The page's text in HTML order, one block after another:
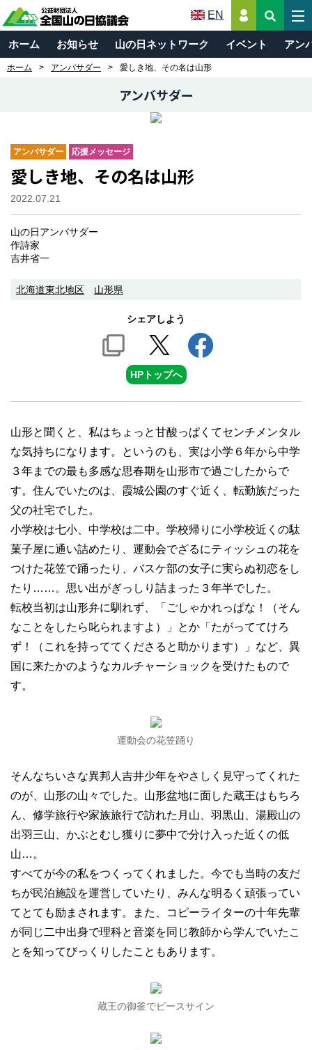
EN
ホーム お知らせ 山の日ネットワーク イベント アン
ホーム アンバサダー 愛しき地、その名は山形
アンバサダー
アンバサダー 応援メッセージ
愛しき地、その名は山形
2022.07.21
山の日アンバサダー
作詩家
吉井省一
北海道東北地区 山形県
シェアしよう
HPトップへ
山形と聞くと、私はちょっと甘酸っぱくてセンチメンタル
な気持ちになります。というのも、実は小学６年から中学
３年までの最も多感な思春期を山形市で過ごしたからで
す。住んでいたのは、霞城公園のすぐ近く、転勤族だった
父の社宅でした。
小学校は七小、中学校は二中。学校帰りに小学校近くの駄
菓子屋に通い詰めたり、運動会でざるにティッシュの花を
つけた花笠で踊ったり、バスケ部の女子に実らぬ初恋をし
たり……。思い出がぎっしり詰まった３年半でした。
転校当初は山形弁に馴れず、「ごしゃかれっぱな！（そん
なことをしたら叱られますよ）」とか「たがっててけろ
ず！（これを持っててくださると助かります）」など、異
国に来たかのようなカルチャーショックを受けたもので
す。
運動会の花笠踊り
そんなちいさな異邦人吉井少年をやさしく見守ってくれた
のが、山形の山々でした。山形盆地に面した蔵王はもちろ
ん、修学旅行や家族旅行で訪れた月山、羽黒山、湯殿山の
出羽三山、かぶとむし獲りに夢中で分け入った近くの低
山…。
すべてが今の私をつくってくれました。今でも当時の友だ
ちが民泊施設を運営していたり、みんな明るく頑張ってい
てとても励まされます。また、コピーライターの十年先輩
が同じ二中出身で理科と音楽を同じ教師から学んでいたこ
とを知ってびっくりしたこともあります。
蔵王の御釜でピースサイン